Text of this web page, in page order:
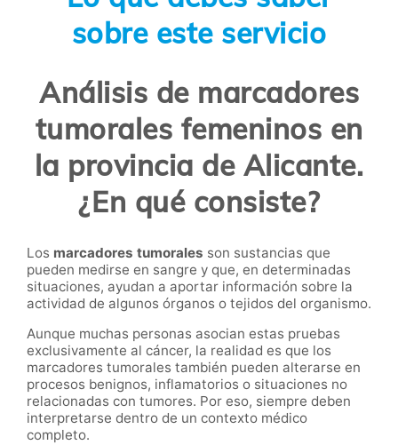
sobre este servicio
Análisis de marcadores
tumorales femeninos en
la provincia de Alicante.
¿En qué consiste?
Los marcadores tumorales son sustancias que
pueden medirse en sangre y que, en determinadas
situaciones, ayudan a aportar información sobre la
actividad de algunos órganos o tejidos del organismo.
Aunque muchas personas asocian estas pruebas
exclusivamente al cáncer, la realidad es que los
marcadores tumorales también pueden alterarse en
procesos benignos, inflamatorios o situaciones no
relacionadas con tumores. Por eso, siempre deben
interpretarse dentro de un contexto médico
completo.